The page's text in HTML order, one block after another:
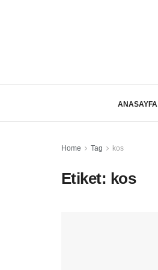
ANASAYFA
Home Tag kos
Etiket: kos